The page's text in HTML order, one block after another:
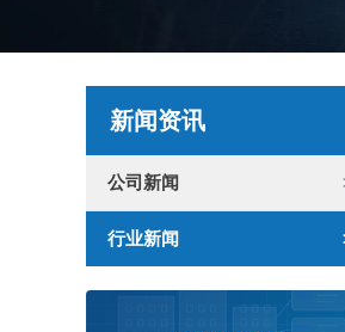
新闻资讯
公司新闻
行业新闻